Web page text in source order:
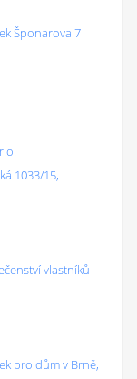
Šponarova 7
1033/15,
vlastníků
pro dům v Brně,